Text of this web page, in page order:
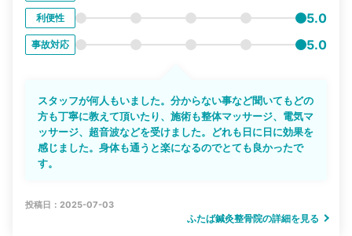
利便性 5.0
事故対応 5.0
スタッフが何人もいました。分からない事など聞いてもどの
方も丁寧に教えて頂いたり、施術も整体マッサージ、電気マ
ッサージ、超音波などを受けました。どれも日に日に効果を
感じました。身体も通うと楽になるのでとても良かったで
す。
投稿日：2025-07-03
ふたば鍼灸整骨院の詳細を見る